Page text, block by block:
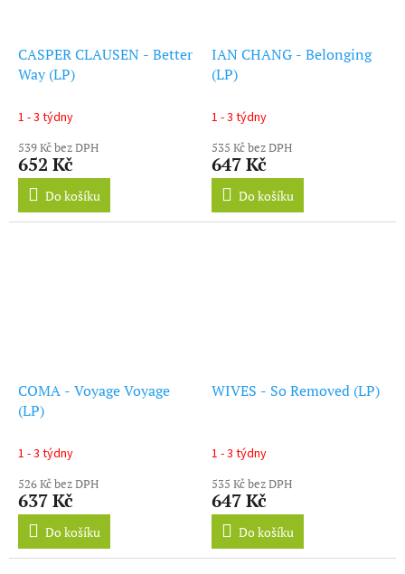
CASPER CLAUSEN - Better
Way (LP)
1 - 3 týdny
539 Kč bez DPH
652 Kč
Do košíku
IAN CHANG - Belonging
(LP)
1 - 3 týdny
535 Kč bez DPH
647 Kč
Do košíku
COMA - Voyage Voyage
(LP)
1 - 3 týdny
526 Kč bez DPH
637 Kč
Do košíku
WIVES - So Removed (LP)
1 - 3 týdny
535 Kč bez DPH
647 Kč
Do košíku